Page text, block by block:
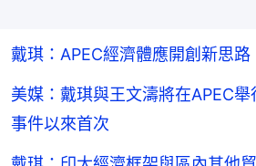
戴琪：APEC經濟體應開創新思
美媒：戴琪與王文濤將在APEC
事件以來首次